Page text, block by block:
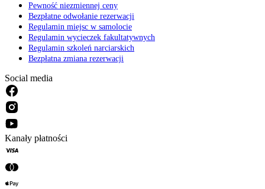
Pewność niezmiennej ceny
Bezpłatne odwołanie rezerwacji
Regulamin miejsc w samolocie
Regulamin wycieczek fakultatywnych
Regulamin szkoleń narciarskich
Bezpłatna zmiana rezerwacji
Social media
Kanały płatności